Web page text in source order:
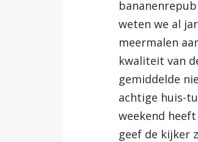
weten we al
meermalen
kwaliteit van
gemiddelde
achtige huis-
weekend
geef de kijker